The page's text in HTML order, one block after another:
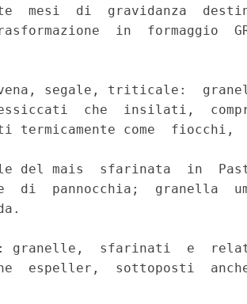
mesi  di  gravidanza
in  formaggio
segale, triticale:
che  insilati,
come  fiocchi,
del mais  sfarinata  in
di  pannocchia;  granella
granelle,  sfarinati  e
espeller,  sottoposti